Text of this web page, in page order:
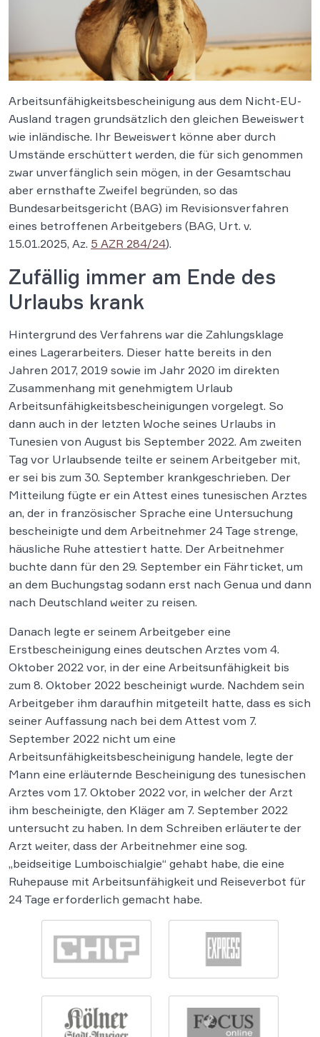
Arbeitsunfähigkeitsbescheinigung aus dem Nicht-EU-
Ausland tragen grundsätzlich den gleichen Beweiswert
wie inländische. Ihr Beweiswert könne aber durch
Umstände erschüttert werden, die für sich genommen
zwar unverfänglich sein mögen, in der Gesamtschau
aber ernsthafte Zweifel begründen, so das
Bundesarbeitsgericht (BAG) im Revisionsverfahren
eines betroffenen Arbeitgebers (BAG, Urt. v.
15.01.2025, Az. 5 AZR 284/24).
Zufällig immer am Ende des
Urlaubs krank
Hintergrund des Verfahrens war die Zahlungsklage
eines Lagerarbeiters. Dieser hatte bereits in den
Jahren 2017, 2019 sowie im Jahr 2020 im direkten
Zusammenhang mit genehmigtem Urlaub
Arbeitsunfähigkeitsbescheinigungen vorgelegt. So
dann auch in der letzten Woche seines Urlaubs in
Tunesien von August bis September 2022. Am zweiten
Tag vor Urlaubsende teilte er seinem Arbeitgeber mit,
er sei bis zum 30. September krankgeschrieben. Der
Mitteilung fügte er ein Attest eines tunesischen Arztes
an, der in französischer Sprache eine Untersuchung
bescheinigte und dem Arbeitnehmer 24 Tage strenge,
häusliche Ruhe attestiert hatte. Der Arbeitnehmer
buchte dann für den 29. September ein Fährticket, um
an dem Buchungstag sodann erst nach Genua und dann
nach Deutschland weiter zu reisen.
Danach legte er seinem Arbeitgeber eine
Erstbescheinigung eines deutschen Arztes vom 4.
Oktober 2022 vor, in der eine Arbeitsunfähigkeit bis
zum 8. Oktober 2022 bescheinigt wurde. Nachdem sein
Arbeitgeber ihm daraufhin mitgeteilt hatte, dass es sich
seiner Auffassung nach bei dem Attest vom 7.
September 2022 nicht um eine
Arbeitsunfähigkeitsbescheinigung handele, legte der
Mann eine erläuternde Bescheinigung des tunesischen
Arztes vom 17. Oktober 2022 vor, in welcher der Arzt
ihm bescheinigte, den Kläger am 7. September 2022
untersucht zu haben. In dem Schreiben erläuterte der
Arzt weiter, dass der Arbeitnehmer eine sog.
„beidseitige Lumboischialgie“ gehabt habe, die eine
Ruhepause mit Arbeitsunfähigkeit und Reiseverbot für
24 Tage erforderlich gemacht habe.